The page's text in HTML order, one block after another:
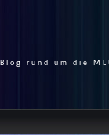
rund um die